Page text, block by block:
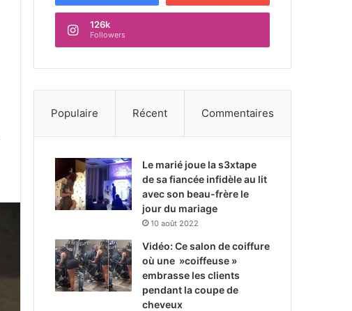
126k
Followers
Populaire Récent Commentaires
Le marié joue la s3xtape
de sa fiancée infidèle au lit
avec son beau-frère le
jour du mariage
10 août 2022
Vidéo: Ce salon de coiffure
où une »coiffeuse »
embrasse les clients
pendant la coupe de
cheveux